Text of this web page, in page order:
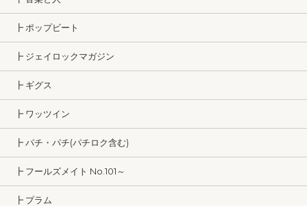
┣ ポップビート
┣ ジェイロックマガジン
┣ ギグス
┣ ワッツイン
┣ パチ・パチ(パチロク含む)
┣ フールズメイト No.101～
┣ プラム